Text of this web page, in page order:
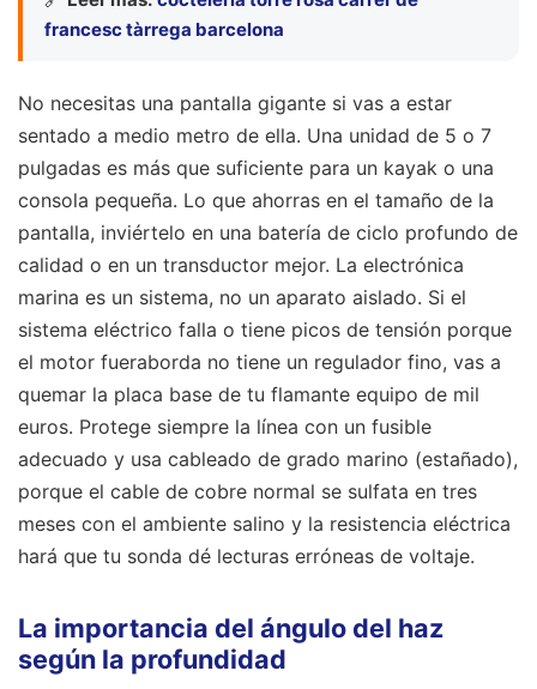
francesc tàrrega barcelona
No necesitas una pantalla gigante si vas a estar
sentado a medio metro de ella. Una unidad de 5 o 7
pulgadas es más que suficiente para un kayak o una
consola pequeña. Lo que ahorras en el tamaño de la
pantalla, inviértelo en una batería de ciclo profundo de
calidad o en un transductor mejor. La electrónica
marina es un sistema, no un aparato aislado. Si el
sistema eléctrico falla o tiene picos de tensión porque
el motor fueraborda no tiene un regulador fino, vas a
quemar la placa base de tu flamante equipo de mil
euros. Protege siempre la línea con un fusible
adecuado y usa cableado de grado marino (estañado),
porque el cable de cobre normal se sulfata en tres
meses con el ambiente salino y la resistencia eléctrica
hará que tu sonda dé lecturas erróneas de voltaje.
La importancia del ángulo del haz
según la profundidad